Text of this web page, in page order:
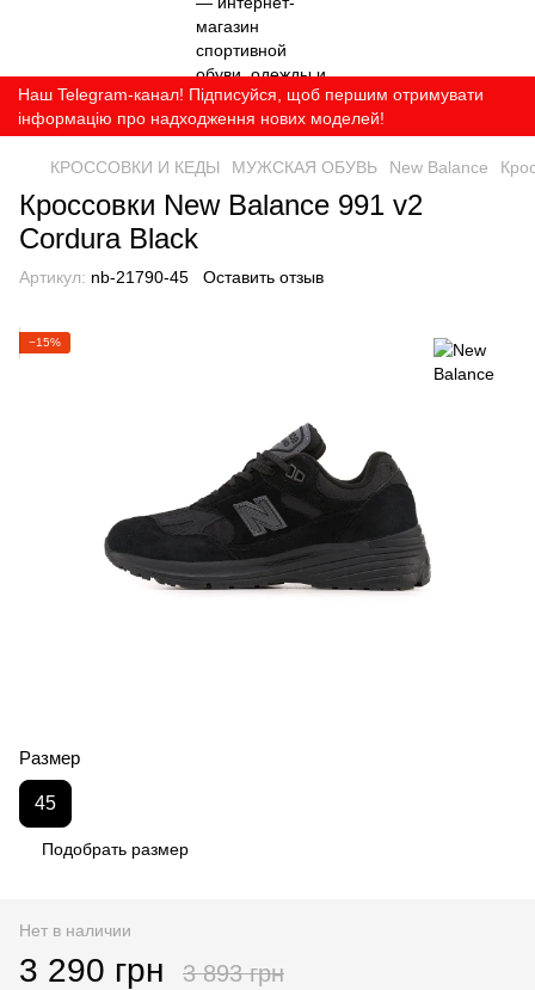
Наш Telegram-канал! Підписуйся, щоб першим отримувати
інформацію про надходження нових моделей!
КРОССОВКИ И КЕДЫ МУЖСКАЯ ОБУВЬ New Balance
Кроссовки New Balance 991 v2
Cordura Black
Артикул: nb-21790-45 Оставить отзыв
−15%
Размер
45
Подобрать размер
Нет в наличии
3 290 грн 3 893 грн